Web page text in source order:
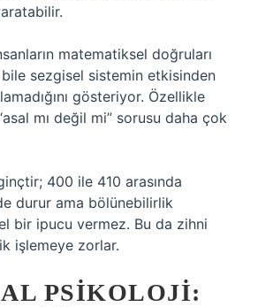
matematiksel doğruları
sezgisel sistemin etkisinden
gösteriyor. Özellikle
mı değil mi” sorusu daha çok
400 ile 410 arasında
durur ama bölünebilirlik
bir ipucu vermez. Bu da zihni
işlemeye zorlar.
PSIKOLOJI: